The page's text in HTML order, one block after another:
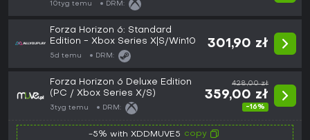
10tyg temu DRM:
Forza Horizon 6: Standard
Edition - Xbox Series X|S/Win10
5d temu DRM:
301,90 zł
Forza Horizon 6 Deluxe Edition
(PC / Xbox Series X/S)
3tyg temu DRM:
428,00 zł
359,00 zł
-16%
-5% with XDDMUVE5 copy